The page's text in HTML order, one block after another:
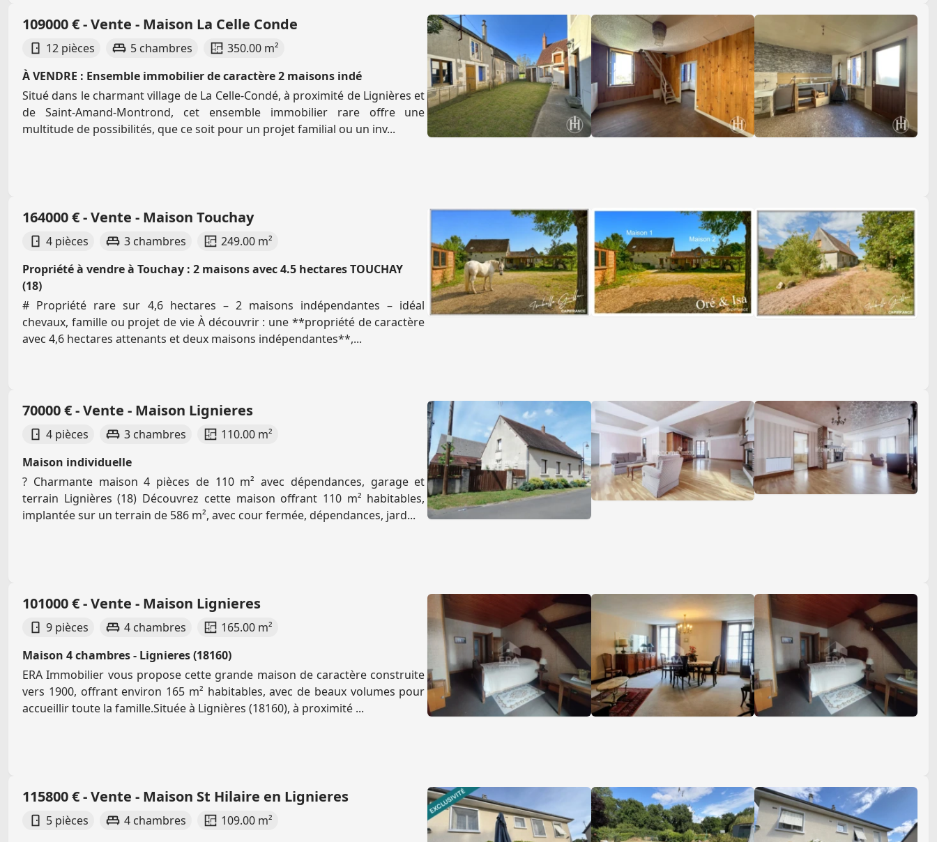
109000 € - Vente - Maison La Celle Conde
12 pièces 5 chambres
350.00 m²
À VENDRE : Ensemble immobilier de caractère 2 maisons indé
Situé dans le charmant village de La Celle-Condé, à proximité de Lignières et
de Saint-Amand-Montrond, cet ensemble immobilier rare offre une
multitude de possibilités, que ce soit pour un projet familial ou un inv...
164000 € - Vente - Maison Touchay
4 pièces 3 chambres
249.00 m²
Propriété à vendre à Touchay : 2 maisons avec 4.5 hectares TOUCHAY
(18)
# Propriété rare sur 4,6 hectares – 2 maisons indépendantes – idéal
chevaux, famille ou projet de vie À découvrir : une **propriété de caractère
avec 4,6 hectares attenants et deux maisons indépendantes**,...
70000 € - Vente - Maison Lignieres
4 pièces 3 chambres
110.00 m²
Maison individuelle
? Charmante maison 4 pièces de 110 m² avec dépendances, garage et
terrain Lignières (18) Découvrez cette maison offrant 110 m² habitables,
implantée sur un terrain de 586 m², avec cour fermée, dépendances, jard...
101000 € - Vente - Maison Lignieres
9 pièces 4 chambres
165.00 m²
Maison 4 chambres - Lignieres (18160)
ERA Immobilier vous propose cette grande maison de caractère construite
vers 1900, offrant environ 165 m² habitables, avec de beaux volumes pour
accueillir toute la famille.Située à Lignières (18160), à proximité ...
115800 € - Vente - Maison St Hilaire en Lignieres
5 pièces 4 chambres
109.00 m²